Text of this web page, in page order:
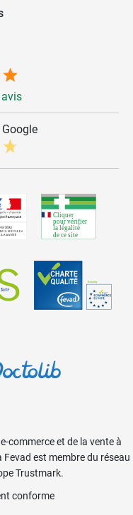
commerce et de la vente à
est membre du réseau
Trustmark.
conforme